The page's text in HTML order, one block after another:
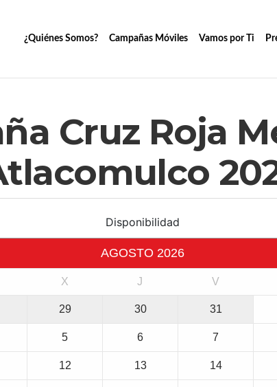
¿Quiénes Somos? Campañas Móviles Vamos por Ti
Cruz Roja
Disponibilidad
AGOSTO 2026
X J V
29 30 31
5 6 7
12 13 14